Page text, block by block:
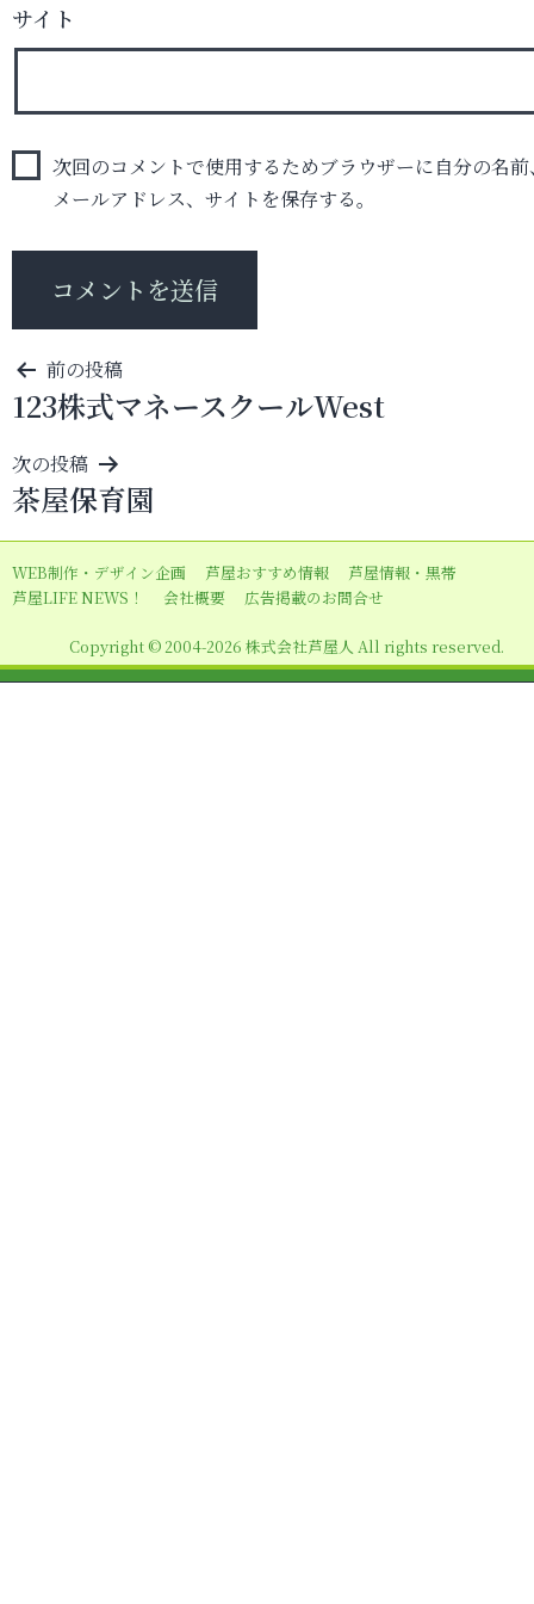
サイト
次回のコメントで使用するためブラウザーに自分の名前
メールアドレス、サイトを保存する。
投
稿
ナ
ビ
ゲ
ー
シ
ン
前の投稿
123株式マネースクールWest
次の投稿
茶屋保育園
WEB制作・デザイン企画 芦屋おすすめ情報
芦屋情報・黒帯
芦屋LIFE NEWS！
会社概要 広告掲載のお問合せ
Copyright © 2004-2026 株式会社芦屋人 All rights reserved.